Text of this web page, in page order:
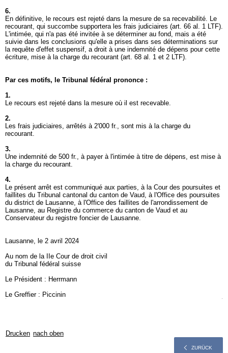
6.
En définitive, le recours est rejeté dans la mesure de sa recevabilité. Le
recourant, qui succombe supportera les frais judiciaires (art. 66 al. 1 LTF).
L'intimée, qui n'a pas été invitée à se déterminer au fond, mais a été
suivie dans les conclusions qu'elle a prises dans ses déterminations sur
la requête d'effet suspensif, a droit à une indemnité de dépens pour cette
écriture, mise à la charge du recourant (art. 68 al. 1 et 2 LTF).
Par ces motifs, le Tribunal fédéral prononce :
1.
Le recours est rejeté dans la mesure où il est recevable.
2.
Les frais judiciaires, arrêtés à 2'000 fr., sont mis à la charge du
recourant.
3.
Une indemnité de 500 fr., à payer à l'intimée à titre de dépens, est mise à
la charge du recourant.
4.
Le présent arrêt est communiqué aux parties, à la Cour des poursuites et
faillites du Tribunal cantonal du canton de Vaud, à l'Office des poursuites
du district de Lausanne, à l'Office des faillites de l'arrondissement de
Lausanne, au Registre du commerce du canton de Vaud et au
Conservateur du registre foncier de Lausanne.
Lausanne, le 2 avril 2024
Au nom de la IIe Cour de droit civil
du Tribunal fédéral suisse
Le Président : Herrmann
Le Greffier : Piccinin
Drucken nach oben
ZURÜCK